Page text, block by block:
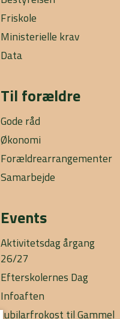
Friskole
Ministerielle krav
Data
Til forældre
Gode råd
Økonomi
Forældrearrangementer
Samarbejde
Events
Aktivitetsdag årgang
26/27
Efterskolernes Dag
Infoaften
Jubilarfrokost til Gammel